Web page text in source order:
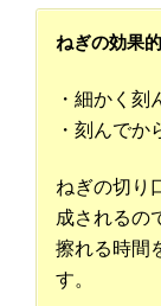
ねぎの効果
・細かく刻
・刻んでか
ねぎの切り
成されるの
擦れる時間
す。